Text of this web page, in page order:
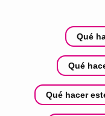
Qué
Qué
Qué hacer